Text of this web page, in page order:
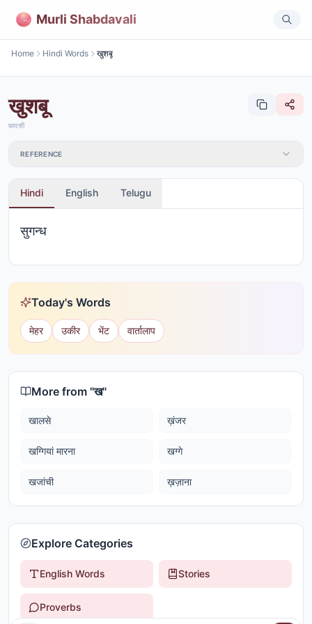
Murli Shabdavali
Home Hindi Words खुशबू
खुशबू
फ़ारसी
REFERENCE
Hindi English Telugu
सुगन्ध
Today's Words
मेहर उकीर भेंट वार्तालाप
More from "ख"
खालसे ख़ंजर
खग्गियां मारना खग्गे
खजांची ख़ज़ाना
Explore Categories
English Words Stories
Proverbs